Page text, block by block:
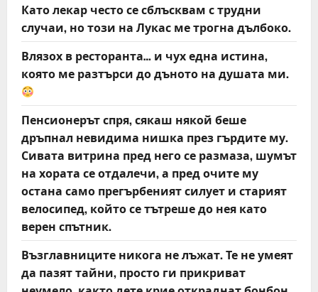
Като лекар често се сблъсквам с трудни
случаи, но този на Лукас ме трогна дълбоко.
Влязох в ресторанта… и чух една истина,
която ме разтърси до дъното на душата ми.
Пенсионерът спря, сякаш някой беше
дръпнал невидима нишка през гърдите му.
Сивата витрина пред него се размаза, шумът
на хората се отдалечи, а пред очите му
остана само прегърбеният силует и старият
велосипед, който се тътреше до нея като
верен спътник.
Възглавниците никога не лъжат. Те не умеят
да пазят тайни, просто ги прикриват